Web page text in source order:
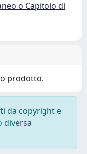
o Capitolo di
prodotto.
da copyright e
diversa